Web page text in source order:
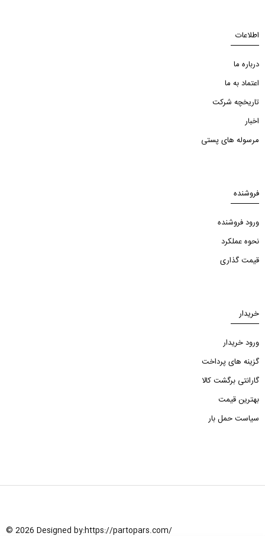
اطلاعات
درباره ما
اعتماد به ما
تاریخچه شرکت
اخبار
مرسوله های پستی
فروشنده
ورود فروشنده
نحوه عملکرد
قیمت گذاری
خریدار
ورود خریدار
گزینه های پرداخت
گارانتی برگشت کالا
بهترین قیمت
سیاست حمل بار
© 2026 Designed by:https://partopars.com/